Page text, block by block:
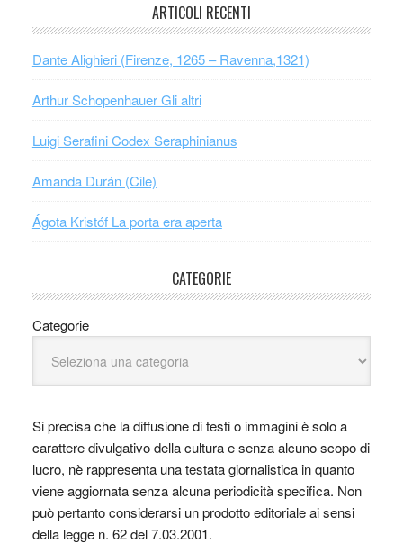
ARTICOLI RECENTI
Dante Alighieri (Firenze, 1265 – Ravenna,1321)
Arthur Schopenhauer Gli altri
Luigi Serafini Codex Seraphinianus
Amanda Durán (Cile)
Ágota Kristóf La porta era aperta
CATEGORIE
Categorie
Si precisa che la diffusione di testi o immagini è solo a
carattere divulgativo della cultura e senza alcuno scopo di
lucro, nè rappresenta una testata giornalistica in quanto
viene aggiornata senza alcuna periodicità specifica. Non
può pertanto considerarsi un prodotto editoriale ai sensi
della legge n. 62 del 7.03.2001.